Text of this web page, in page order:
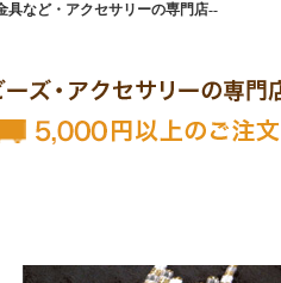
具など・アクセサリーの専門店--